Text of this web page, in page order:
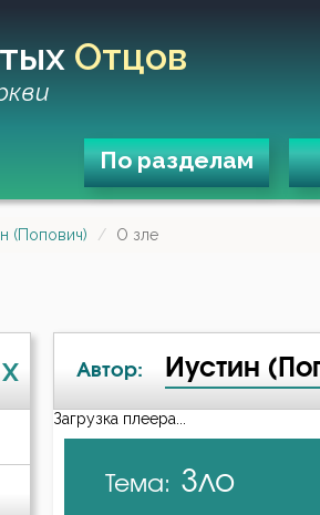
Отцов
По разделам
(Попович) О зле
X Автор: Иустин
А-я
Авва Дорофей
Загрузка плеера...
Тема: Зло